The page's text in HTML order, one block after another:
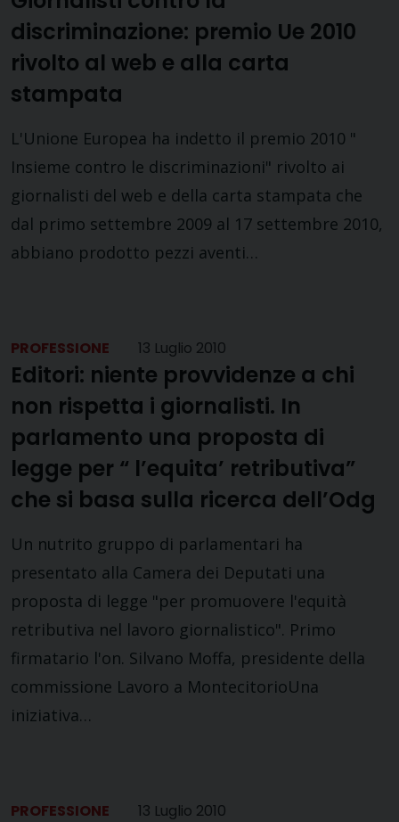
discriminazione: premio Ue 2010
rivolto al web e alla carta
stampata
L'Unione Europea ha indetto il premio 2010 "
Insieme contro le discriminazioni" rivolto ai
giornalisti del web e della carta stampata che
dal primo settembre 2009 al 17 settembre 2010,
abbiano prodotto pezzi aventi…
PROFESSIONE 13 Luglio 2010
Editori: niente provvidenze a chi
non rispetta i giornalisti. In
parlamento una proposta di
legge per “ l’equita’ retributiva”
che si basa sulla ricerca dell’Odg
Un nutrito gruppo di parlamentari ha
presentato alla Camera dei Deputati una
proposta di legge "per promuovere l'equità
retributiva nel lavoro giornalistico". Primo
firmatario l'on. Silvano Moffa, presidente della
commissione Lavoro a MontecitorioUna
iniziativa…
PROFESSIONE 13 Luglio 2010